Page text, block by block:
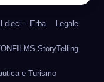
dieci – Erba Legale
StoryTelling
e Turismo